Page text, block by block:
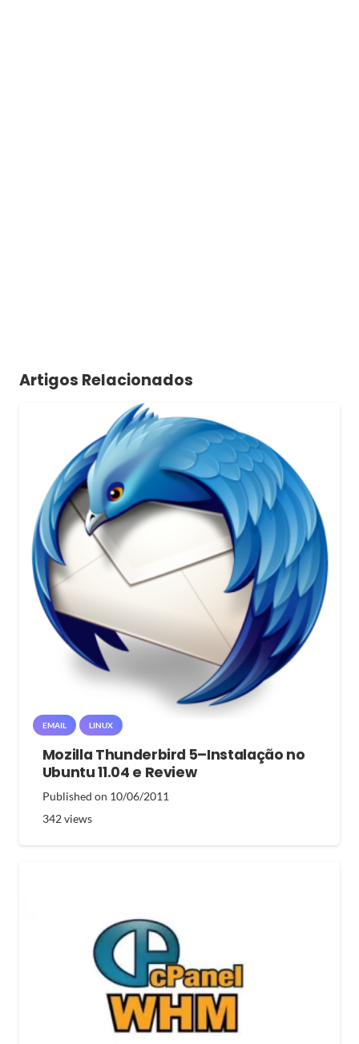
Artigos Relacionados
EMAIL LINUX
Mozilla Thunderbird 5–Instalação no
Ubuntu 11.04 e Review
Published on 10/06/2011
342views